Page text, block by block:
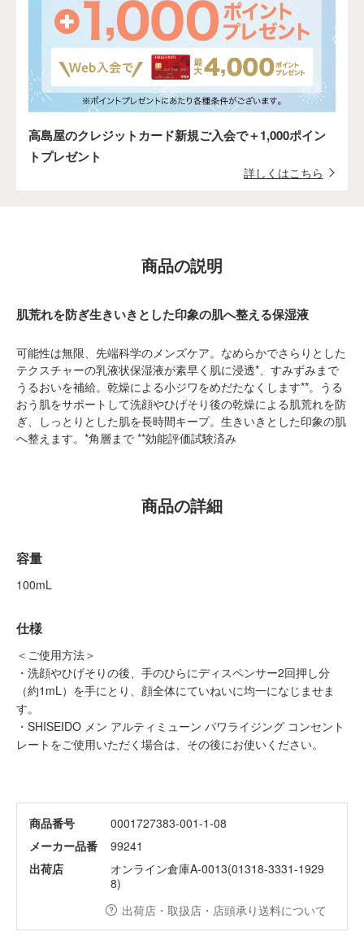
高島屋のクレジットカード新規ご入会で＋1,000ポイン
トプレゼント
詳しくはこちら
商品の説明
肌荒れを防ぎ生きいきとした印象の肌へ整える保湿液
可能性は無限、先端科学のメンズケア。なめらかでさらりとした
テクスチャーの乳液状保湿液が素早く肌に浸透*、すみずみまで
うるおいを補給。乾燥による小ジワをめだたなくします**。うる
おう肌をサポートして洗顔やひげそり後の乾燥による肌荒れを防
ぎ、しっとりとした肌を長時間キープ。生きいきとした印象の肌
へ整えます。*角層まで **効能評価試験済み
商品の詳細
容量
100mL
仕様
＜ご使用方法＞
・洗顔やひげそりの後、手のひらにディスペンサー2回押し分
（約1mL）を手にとり、顔全体にていねいに均一になじませま
す。
・SHISEIDO メン アルティミューン パワライジング コンセント
レートをご使用いただく場合は、その後にお使いください。
商品番号
0001727383-001-1-08
メーカー品番
99241
出荷店
オンライン倉庫A-0013(01318-3331-1929
8)
出荷店・取扱店・店頭承り送料について